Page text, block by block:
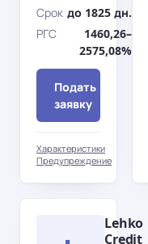
Срок до 1825 дн.
РГС
1460,26–
2575,08%
Подать
заявку
Характеристики
Предупреждение
Lehko
Credit